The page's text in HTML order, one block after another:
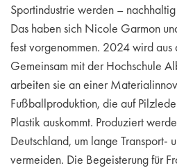
Sportindustrie werden –
Das haben sich Nicole Garmon
fest vorgenommen. 2024 wird
Gemeinsam mit der Hochschule
arbeiten sie an einer
Fußballproduktion, die auf
Plastik auskommt. Produziert
Deutschland, um lange Transport-
vermeiden. Die Begeisterung für